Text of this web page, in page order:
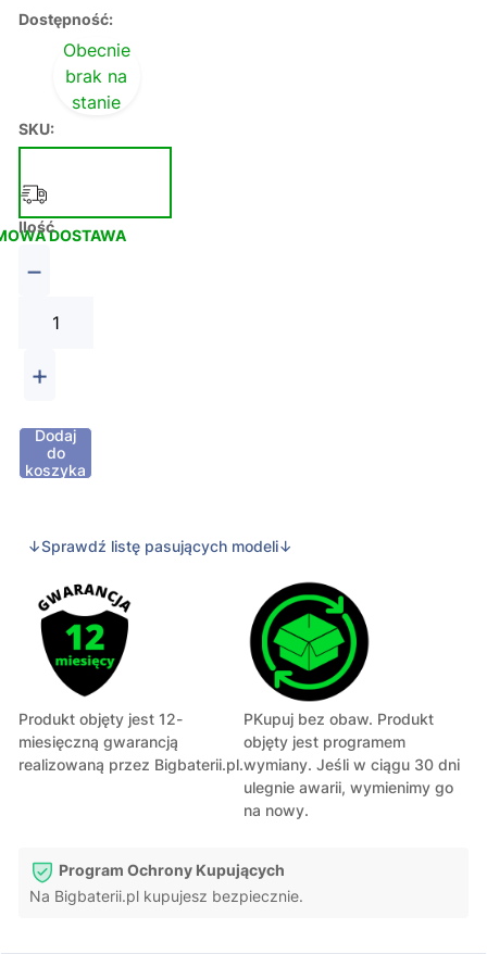
Dostępność:
Obecnie
brak na
stanie
SKU:
DOSTAWA
Ilość
−
+
Dodaj
do
koszyka
↓Sprawdź listę pasujących modeli↓
Produkt objęty jest 12-
miesięczną gwarancją
realizowaną przez Bigbaterii.pl.
PKupuj bez obaw. Produkt
objęty jest programem
wymiany. Jeśli w ciągu 30 dni
ulegnie awarii, wymienimy go
na nowy.
Program Ochrony Kupujących
Na Bigbaterii.pl kupujesz bezpiecznie.